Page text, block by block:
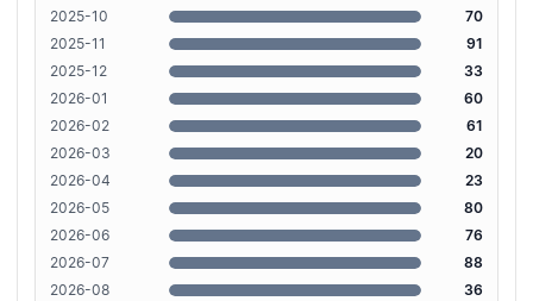
2025-10
70
2025-11
91
2025-12
33
2026-01
60
2026-02
61
2026-03
20
2026-04
23
2026-05
80
2026-06
76
2026-07
88
2026-08
36